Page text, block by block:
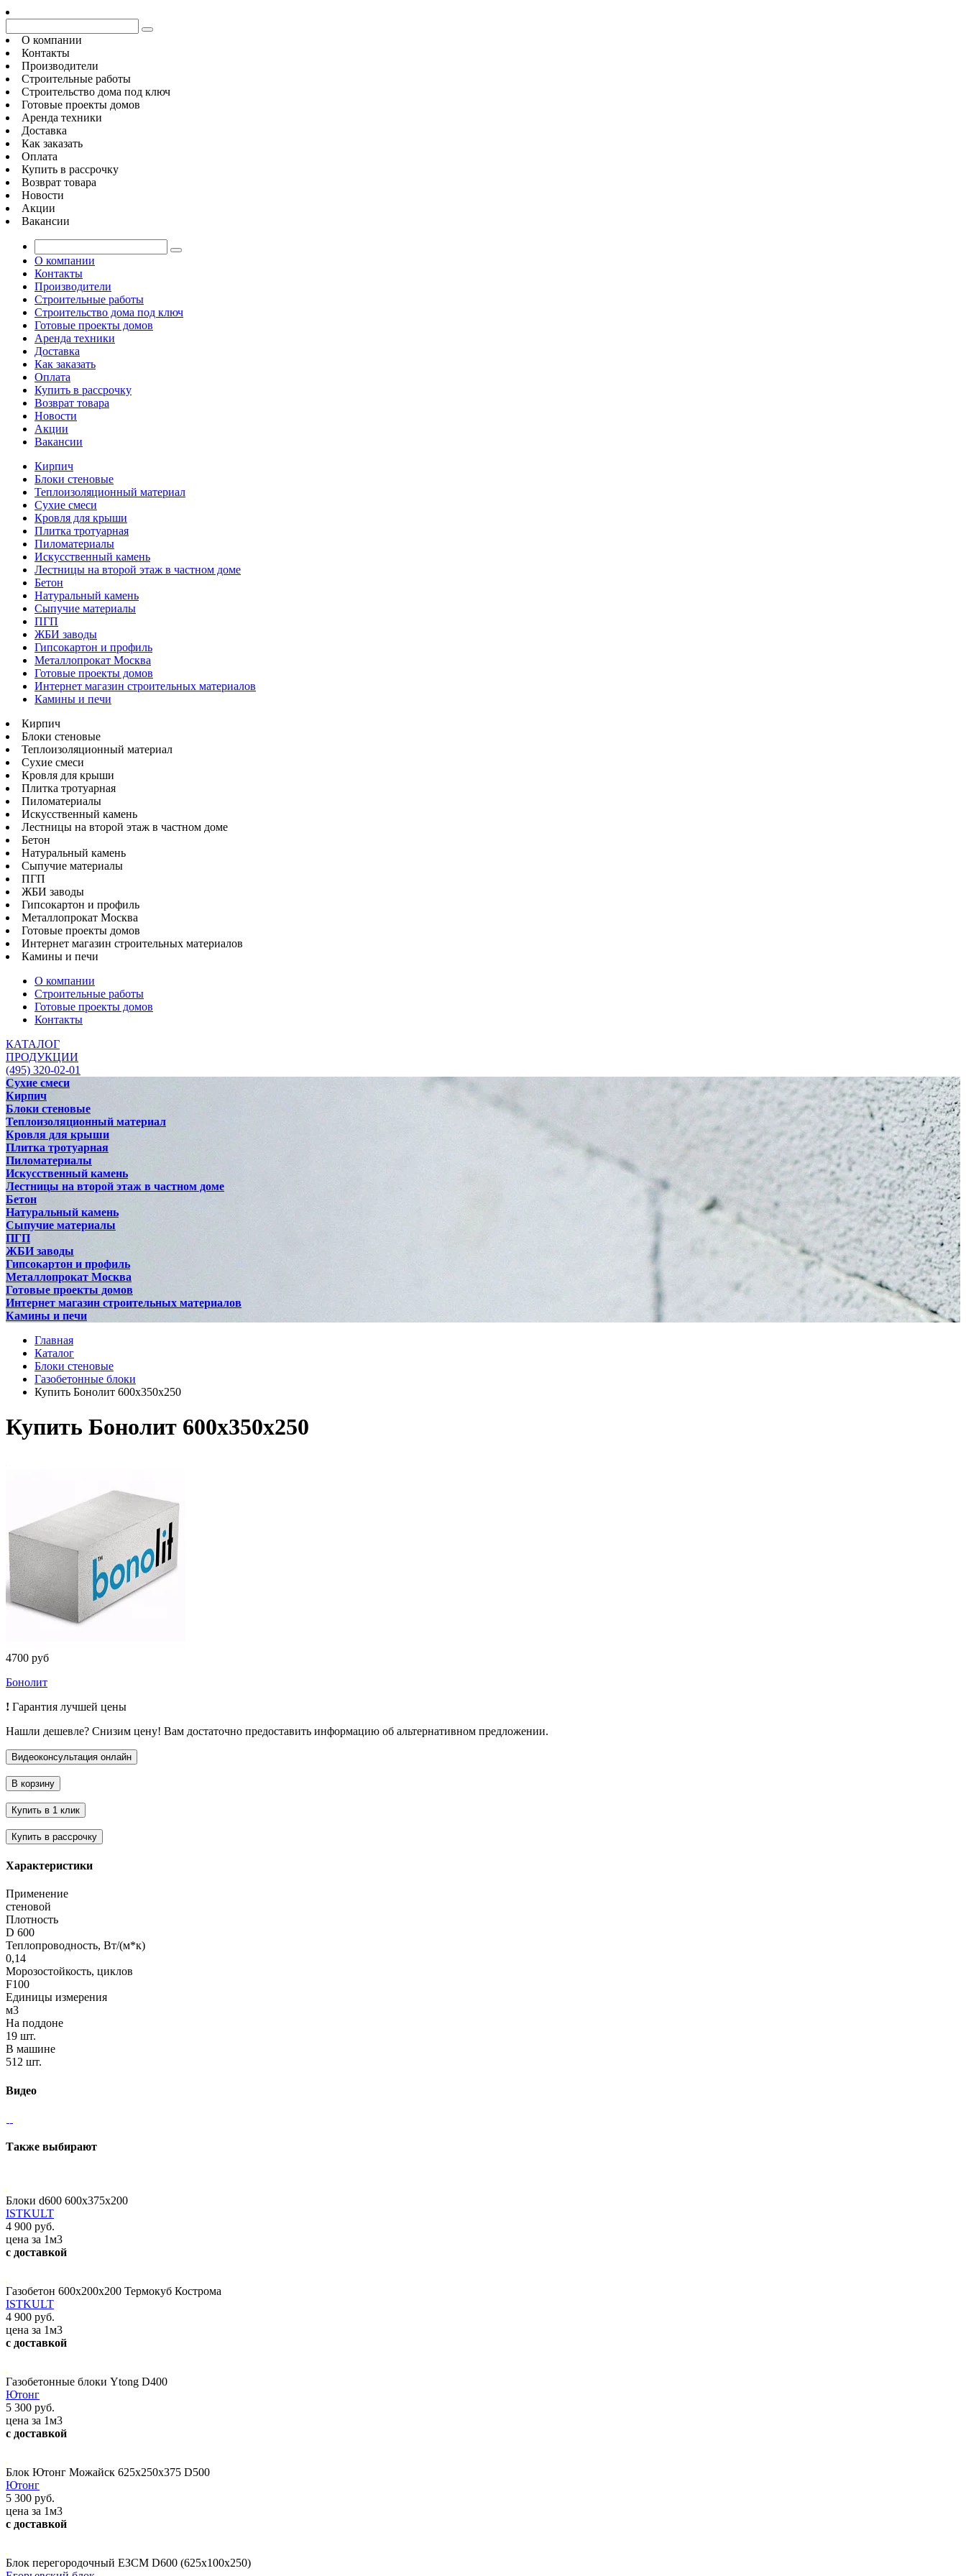
О компании
Контакты
Производители
Строительные работы
Строительство дома под ключ
Готовые проекты домов
Аренда техники
Доставка
Как заказать
Оплата
Купить в рассрочку
Возврат товара
Новости
Акции
Вакансии
О компании
Контакты
Производители
Строительные работы
Строительство дома под ключ
Готовые проекты домов
Аренда техники
Доставка
Как заказать
Оплата
Купить в рассрочку
Возврат товара
Новости
Акции
Вакансии
Кирпич
Блоки стеновые
Теплоизоляционный материал
Сухие смеси
Кровля для крыши
Плитка тротуарная
Пиломатериалы
Искусственный камень
Лестницы на второй этаж в частном доме
Бетон
Натуральный камень
Сыпучие материалы
ПГП
ЖБИ заводы
Гипсокартон и профиль
Металлопрокат Москва
Готовые проекты домов
Интернет магазин строительных материалов
Камины и печи
Кирпич
Блоки стеновые
Теплоизоляционный материал
Сухие смеси
Кровля для крыши
Плитка тротуарная
Пиломатериалы
Искусственный камень
Лестницы на второй этаж в частном доме
Бетон
Натуральный камень
Сыпучие материалы
ПГП
ЖБИ заводы
Гипсокартон и профиль
Металлопрокат Москва
Готовые проекты домов
Интернет магазин строительных материалов
Камины и печи
О компании
Строительные работы
Готовые проекты домов
Контакты
КАТАЛОГ
ПРОДУКЦИИ
(495) 320-02-01
Сухие смеси
Кирпич
Блоки стеновые
Теплоизоляционный материал
Кровля для крыши
Плитка тротуарная
Пиломатериалы
Искусственный камень
Лестницы на второй этаж в частном доме
Бетон
Натуральный камень
Сыпучие материалы
ПГП
ЖБИ заводы
Гипсокартон и профиль
Металлопрокат Москва
Готовые проекты домов
Интернет магазин строительных материалов
Камины и печи
Главная
Каталог
Блоки стеновые
Газобетонные блоки
Купить Бонолит 600x350x250
Купить Бонолит 600x350x250
4700 руб
Бонолит
! Гарантия лучшей цены
Нашли дешевле? Снизим цену! Вам достаточно предоставить информацию об альтернативном предложении.
Характеристики
Применение
стеновой
Плотность
D 600
Теплопроводность, Вт/(м*к)
0,14
Морозостойкость, циклов
F100
Единицы измерения
м3
На поддоне
19 шт.
В машине
512 шт.
Видео
Также выбирают
Блоки d600 600x375x200
ISTKULT
4 900 руб.
цена за 1м3
с доставкой
Газобетон 600х200х200 Термокуб Кострома
ISTKULT
4 900 руб.
цена за 1м3
с доставкой
Газобетонные блоки Ytong D400
Ютонг
5 300 руб.
цена за 1м3
с доставкой
Блок Ютонг Можайск 625х250х375 D500
Ютонг
5 300 руб.
цена за 1м3
с доставкой
Блок перегородочный ЕЗСМ D600 (625x100x250)